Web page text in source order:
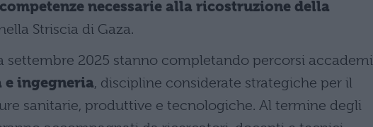
necessarie alla ricostruzione della
Striscia di Gaza.
settembre 2025 stanno completando percorsi
ingegneria, discipline considerate strategiche per il
sanitarie, produttive e tecnologiche. Al termine degli